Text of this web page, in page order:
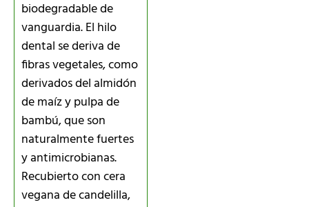
biodegradable de
vanguardia. El hilo
dental se deriva de
fibras vegetales, como
derivados del almidón
de maíz y pulpa de
bambú, que son
naturalmente fuertes
y antimicrobianas.
Recubierto con cera
vegana de candelilla,